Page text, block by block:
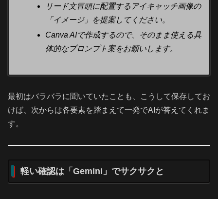
リード文冒頭に配置するアイキャッチ画像の
「イメージ」を提案してください。
Canva AIで作成するので、そのまま使える具
体的なプロンプト案をお願いします。
最初はバラバラに聞いていたことも、こうして保存してお
けば、次からは各要素を踏まえて一発でAIが答えてくれま
す。
軽い確認は「Gemini」でサクサクと